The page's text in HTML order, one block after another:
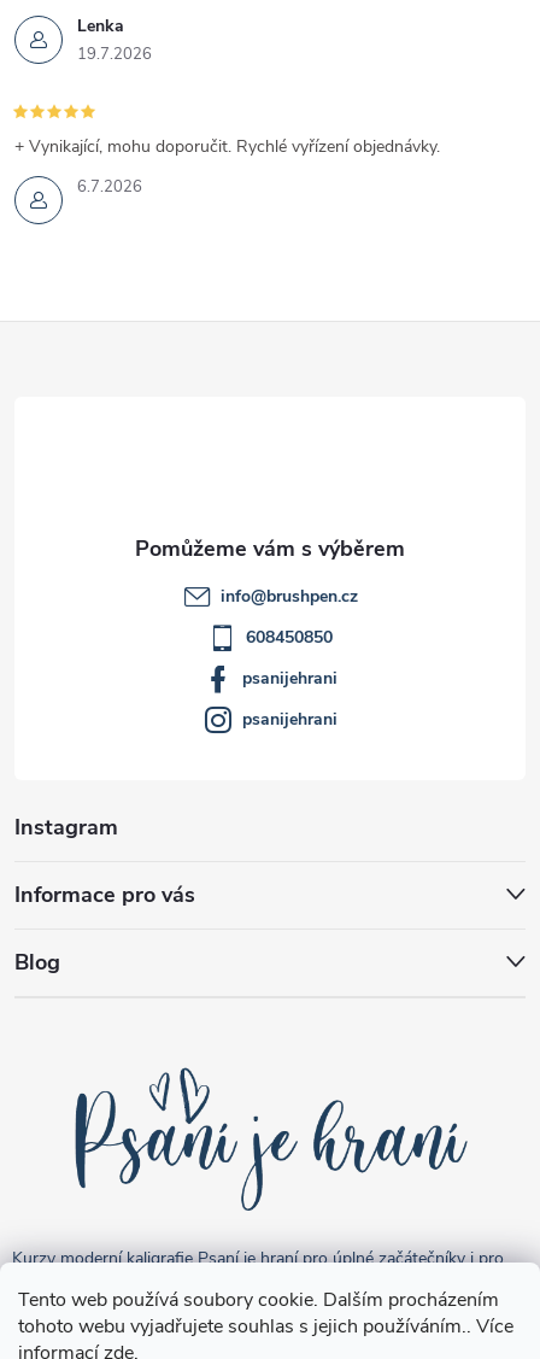
Tento web používá soubory cookie. Dalším procházením
tohoto webu vyjadřujete souhlas s jejich používáním.. Více
informacízde.
Lenka
19.7.2026
6.7.2026
+ Vynikající, mohu doporučit. Rychlé vyřízení objednávky.
Instagram
Informace pro vás
Blog
info@brushpen.cz
608450850
psanijehrani
psanijehrani
Kurzy moderní kaligrafie Psaní je hraní pro úplné začátečníky i pro
pokročilejší "kreativce".